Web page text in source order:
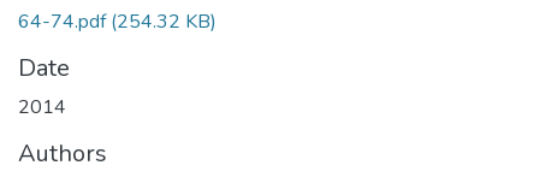
64-74.pdf(254.32 KB)
Date
2014
Authors